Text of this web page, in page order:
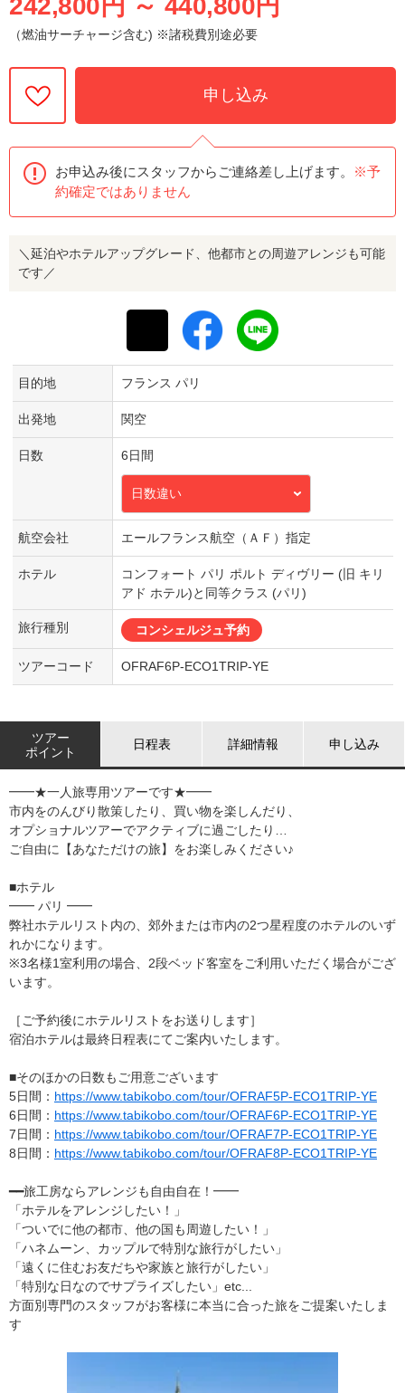
242,800円 ～ 440,800円
（燃油サーチャージ含む) ※諸税費別途必要
申し込み
お申込み後にスタッフからご連絡差し上げます。
※予
約確定ではありません
＼延泊やホテルアップグレード、他都市との周遊アレンジも可能
です／
目的地 フランス パリ
出発地 関空
日数 6日間
日数違い
航空会社 エールフランス航空（ＡＦ）指定
ホテル
コンフォート パリ ポルト ディヴリー (旧 キリ
アド ホテル)と同等クラス (パリ)
旅行種別 コンシェルジュ予約
ツアーコード OFRAF6P-ECO1TRIP-YE
ツアー
ポイント
日程表 詳細情報 申し込み
━━★一人旅専用ツアーです★━━
市内をのんびり散策したり、買い物を楽しんだり、
オプショナルツアーでアクティブに過ごしたり…
ご自由に【あなただけの旅】をお楽しみください♪
■ホテル
━━ パリ ━━
弊社ホテルリスト内の、郊外または市内の2つ星程度のホテルのいず
れかになります。
※3名様1室利用の場合、2段ベッド客室をご利用いただく場合がござ
います。
［ご予約後にホテルリストをお送りします］
宿泊ホテルは最終日程表にてご案内いたします。
■そのほかの日数もご用意ございます
5日間： https://www.tabikobo.com/tour/OFRAF5P-ECO1TRIP-YE
6日間： https://www.tabikobo.com/tour/OFRAF6P-ECO1TRIP-YE
7日間： https://www.tabikobo.com/tour/OFRAF7P-ECO1TRIP-YE
8日間： https://www.tabikobo.com/tour/OFRAF8P-ECO1TRIP-YE
━━旅工房ならアレンジも自由自在！━━
「ホテルをアレンジしたい！」
「ついでに他の都市、他の国も周遊したい！」
「ハネムーン、カップルで特別な旅行がしたい」
「遠くに住むお友だちや家族と旅行がしたい」
「特別な日なのでサプライズしたい」etc...
方面別専門のスタッフがお客様に本当に合った旅をご提案いたしま
す